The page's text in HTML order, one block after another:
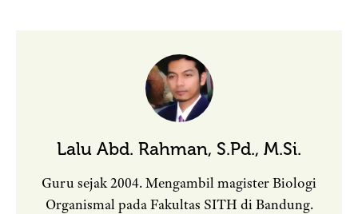
Lalu Abd. Rahman, S.Pd., M.Si.
Guru sejak 2004. Mengambil magister Biologi
Organismal pada Fakultas SITH di Bandung.